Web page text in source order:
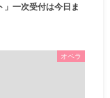
」一次受付は今日ま
オペラ